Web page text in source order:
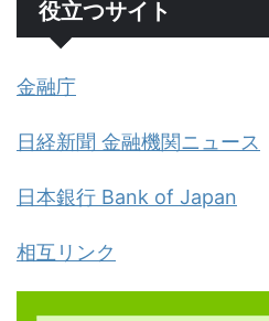
役立つサイト
金融庁
日経新聞 金融機関ニュース
日本銀行 Bank of Japan
相互リンク